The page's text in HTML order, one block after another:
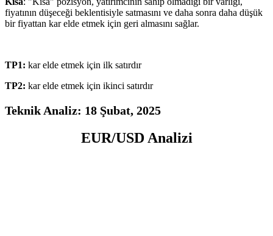
fiyatının düşeceği beklentisiyle satmasını ve daha sonra daha düşük
bir fiyattan kar elde etmek için geri almasını sağlar.
TP1: kar elde etmek için ilk satırdır
TP2: kar elde etmek için ikinci satırdır
Teknik Analiz: 18 Şubat, 2025
EUR/USD Analizi